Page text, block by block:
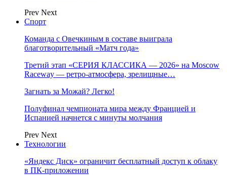
Prev Next
Спорт
Команда с Овечкиным в составе выиграла
благотворительный «Матч года»
Третий этап «СЕРИЯ КЛАССИКА — 2026» на Moscow
Raceway — ретро‑атмосфера, зрелищные…
Загнать за Можай? Легко!
Полуфинал чемпионата мира между Францией и
Испанией начнется с минуты молчания
Prev Next
Технологии
«Яндекс Диск» ограничит бесплатный доступ к облаку
в ПК-приложении